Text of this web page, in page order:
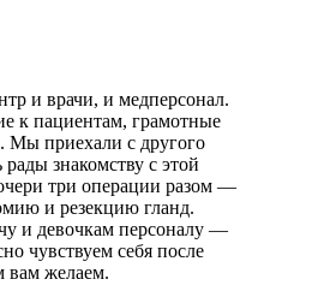
и врачи, и медперсонал.
к пациентам, грамотные
Мы приехали с другого
знакомству с этой
три операции разом —
и резекцию гланд.
и девочкам персоналу —
чувствуем себя после
вам желаем.